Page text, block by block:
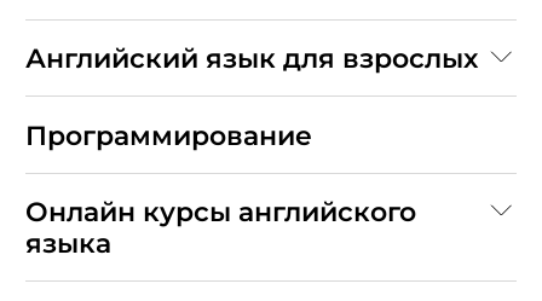
Английский язык для взрослых
Программирование
Онлайн курсы английского
языка